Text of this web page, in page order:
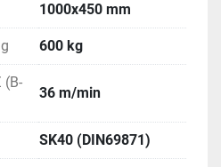
1000x450 mm
600 kg
(B-
36 m/min
SK40 (DIN69871)